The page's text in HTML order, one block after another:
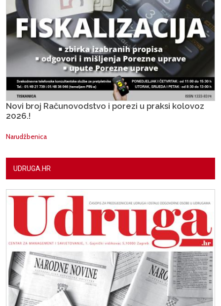
Novi broj Računovodstvo i porezi u praksi kolovoz
2026.!
Narudžbenica
UDRUGA.HR